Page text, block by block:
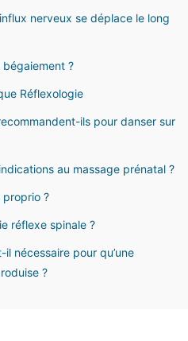
nerveux se déplace le long
?
Réflexologie
ils pour danser sur
au massage prénatal ?
proprio ?
réflexe spinale ?
nécessaire pour qu’une
?